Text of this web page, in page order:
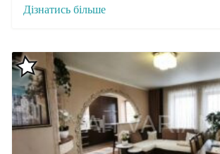
Дізнатись більше